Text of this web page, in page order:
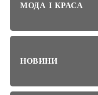
МОДА І КРАСА
НОВИНИ